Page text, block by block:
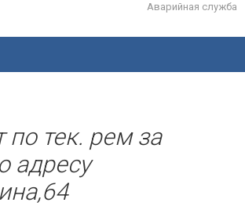
Аварийная служба
по тек. рем за
адресу